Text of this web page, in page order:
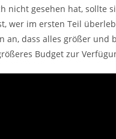
nicht gesehen hat, sollte
wer im ersten Teil
an, dass alles größer und
Budget zur